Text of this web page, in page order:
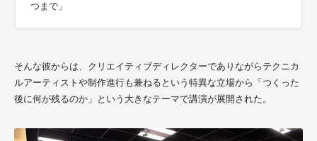
つまで」
そんな彼からは、クリエイティブディレクターでありながらテクニカ
ルアーティストや制作進行も兼ねるという特異な立場から「つくった
後に何が残るのか」という大きなテーマで講演が展開された。